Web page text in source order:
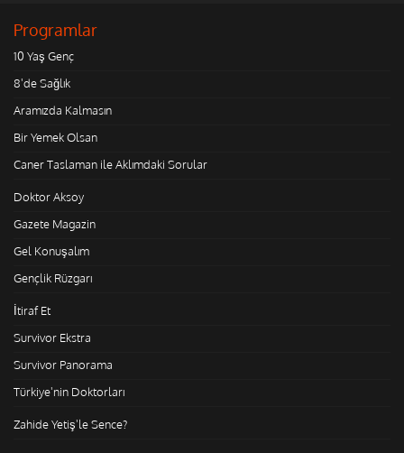
Programlar
10 Yaş Genç
8'de Sağlık
Aramızda Kalmasın
Bir Yemek Olsan
Caner Taslaman ile Aklımdaki Sorular
Doktor Aksoy
Gazete Magazin
Gel Konuşalım
Gençlik Rüzgarı
İtiraf Et
Survivor Ekstra
Survivor Panorama
Türkiye'nin Doktorları
Zahide Yetiş'le Sence?